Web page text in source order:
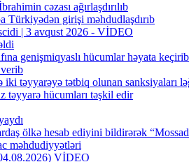
cəzası ağırlaşdırılıb
Türkiyədən girişi məhdudlaşdırıb
| 3 avqust 2026 - VİDEO
genişmiqyaslı hücumlar həyata keçirib
verib
təyyarəyə tətbiq olunan sanksiyaları
təyyarə hücumları təşkil edir
ölkə hesab ediyini bildirərək
məhdudiyyətləri
VİDEO